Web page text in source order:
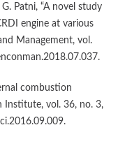
Patni, “A novel study
engine at various
Management, vol.
combustion
Institute, vol. 36, no. 3,